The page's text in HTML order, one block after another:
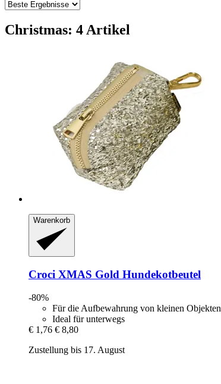
Christmas: 4 Artikel
Warenkorb
Croci XMAS Gold Hundekotbeutel
-80%
Für die Aufbewahrung von kleinen Objekten
Ideal für unterwegs
€ 1,76 € 8,80
Zustellung bis 17. August